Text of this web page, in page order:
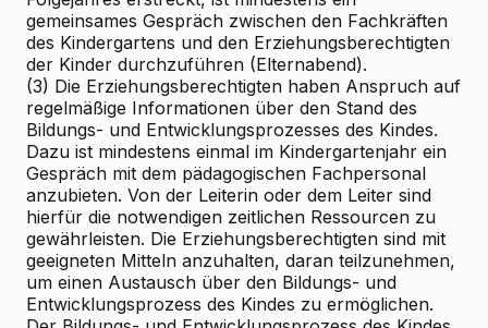
gemeinsames Gespräch zwischen den Fachkräften
des Kindergartens und den Erziehungsberechtigten
der Kinder durchzuführen (Elternabend).
(3) Die Erziehungsberechtigten haben Anspruch auf
regelmäßige Informationen über den Stand des
Bildungs- und Entwicklungsprozesses des Kindes.
Dazu ist mindestens einmal im Kindergartenjahr ein
Gespräch mit dem pädagogischen Fachpersonal
anzubieten. Von der Leiterin oder dem Leiter sind
hierfür die notwendigen zeitlichen Ressourcen zu
gewährleisten. Die Erziehungsberechtigten sind mit
geeigneten Mitteln anzuhalten, daran teilzunehmen,
um einen Austausch über den Bildungs- und
Entwicklungsprozess des Kindes zu ermöglichen.